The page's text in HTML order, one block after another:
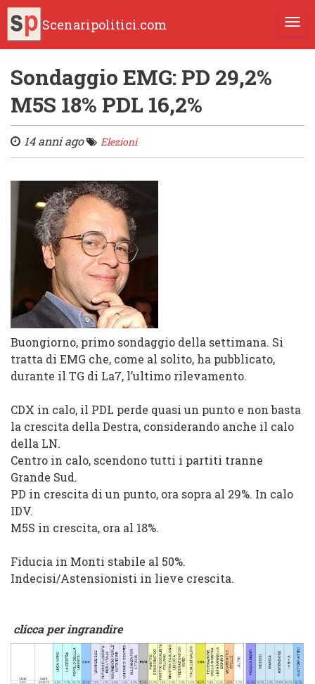
Scenaripolitici.com
Sondaggio EMG: PD 29,2%
M5S 18% PDL 16,2%
14 anni ago Elezioni
Buongiorno, primo sondaggio della settimana. Si
tratta di EMG che, come al solito, ha pubblicato,
durante il TG di La7, l’ultimo rilevamento.
CDX in calo, il PDL perde quasi un punto e non basta
la crescita della Destra, considerando anche il calo
della LN.
Centro in calo, scendono tutti i partiti tranne
Grande Sud.
PD in crescita di un punto, ora sopra al 29%. In calo
IDV.
M5S in crescita, ora al 18%.
Fiducia in Monti stabile al 50%.
Indecisi/Astensionisti in lieve crescita.
clicca per ingrandire